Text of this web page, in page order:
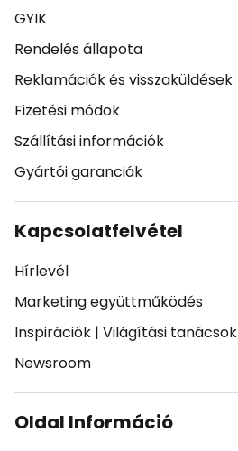
GYIK
Rendelés állapota
Reklamációk és visszaküldések
Fizetési módok
Szállítási információk
Gyártói garanciák
Kapcsolatfelvétel
Hírlevél
Marketing együttműködés
Inspirációk | Világítási tanácsok
Newsroom
Oldal Információ